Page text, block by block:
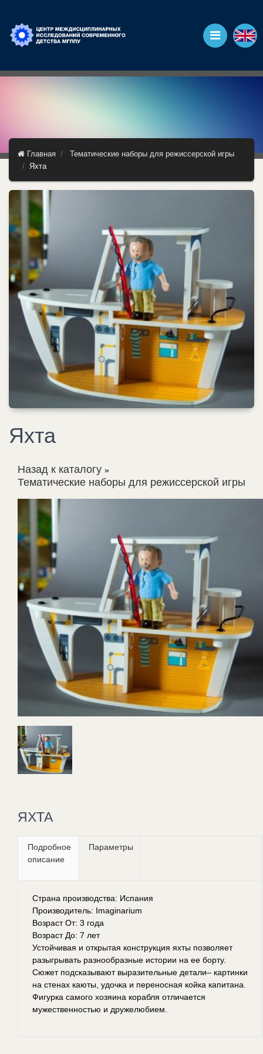
Главная
Тематические наборы для режиссерской игры
Яхта
Яхта
Назад к каталогу
Тематические наборы для режиссерской игры
ЯХТА
Подробное
описание
Параметры
Страна производства: Испания
Производитель: Imaginarium
Возраст От: 3 года
Возраст До: 7 лет
Устойчивая и открытая конструкция яхты позволяет
разыгрывать разнообразные истории на ее борту.
Сюжет подсказывают выразительные детали– картинки
на стенах каюты, удочка и переносная койка капитана.
Фигурка самого хозяина корабля отличается
мужественностью и дружелюбием.